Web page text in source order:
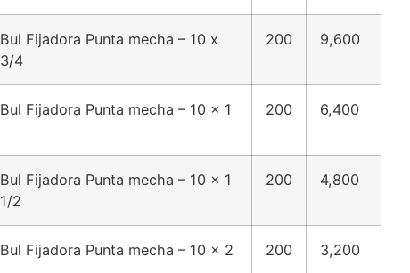
Bul Fijadora Punta mecha – 10 x
3/4
200 9,600
Bul Fijadora Punta mecha – 10 x 1 200 6,400
Bul Fijadora Punta mecha – 10 x 1
1/2
200 4,800
Bul Fijadora Punta mecha – 10 x 2 200 3,200